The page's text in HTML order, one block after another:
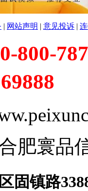
| 网站声明 | 意见投诉 |
800-
肥寰品
固镇路